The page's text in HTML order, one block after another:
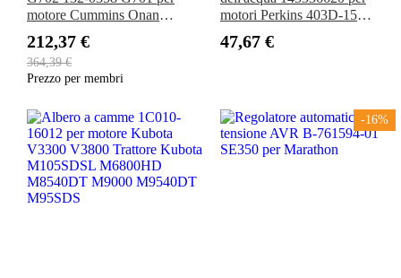
motore Cummins Onan
MDKDK/M/N
212,37 €
364,39 €
Prezzo per membri
motori Perkins 403D-15
404C-22 103.13 103.15
47,67 €
-16%